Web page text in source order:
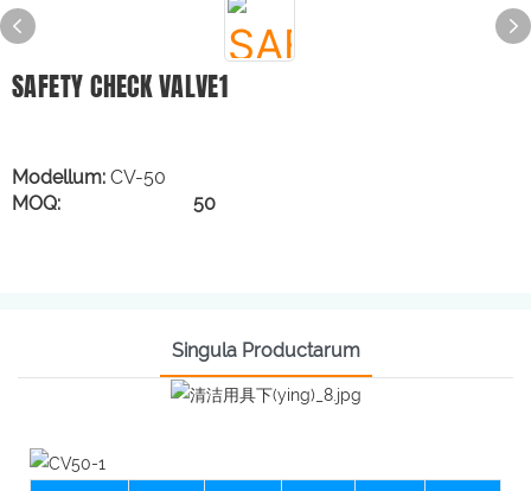
SAFETY CHECK VALVE1
Modellum: CV-50
MOQ: 50
Singula Productarum